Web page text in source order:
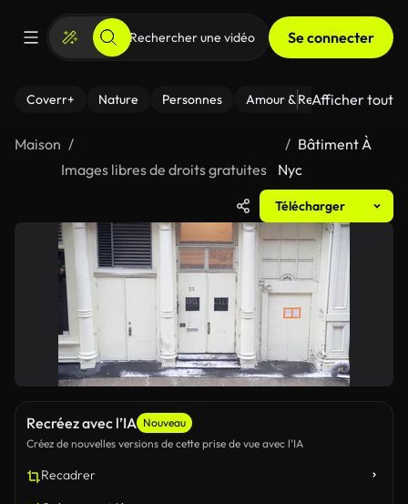
Se connecter
Coverr+ Nature Personnes Amour & Relations Le
Afficher tout
Maison
Images libres de droits gratuites
Bâtiment À
Nyc
Télécharger
Recréez avec l’IA Nouveau
Créez de nouvelles versions de cette prise de vue avec l’IA
Recadrer